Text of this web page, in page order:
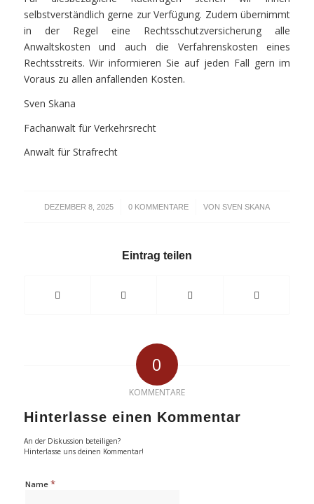
selbstverständlich gerne zur Verfügung. Zudem übernimmt
in der Regel eine Rechtsschutzversicherung alle
Anwaltskosten und auch die Verfahrenskosten eines
Rechtsstreits. Wir informieren Sie auf jeden Fall gern im
Voraus zu allen anfallenden Kosten.
Sven Skana
Fachanwalt für Verkehrsrecht
Anwalt für Strafrecht
DEZEMBER 8, 2025
/ 0 KOMMENTARE
/ VON SVEN SKANA
Eintrag teilen
0
KOMMENTARE
Hinterlasse einen Kommentar
An der Diskussion beteiligen?
Hinterlasse uns deinen Kommentar!
Name *